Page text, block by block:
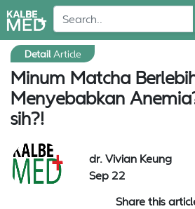
DetailArticle
Minum Matcha
Menyebabkan
sih?!
dr. Vivian Keung
Sep 22
Share this